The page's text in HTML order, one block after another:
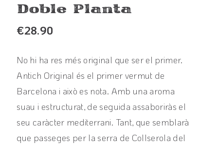
Doble Planta
€28.90
No hi ha res més original que ser el primer.
Antich Original és el primer vermut de
Barcelona i això es nota. Amb una aroma
suau i estructurat, de seguida assaboriràs el
seu caràcter mediterrani. Tant, que semblarà
que passeges per la serra de Collserola del